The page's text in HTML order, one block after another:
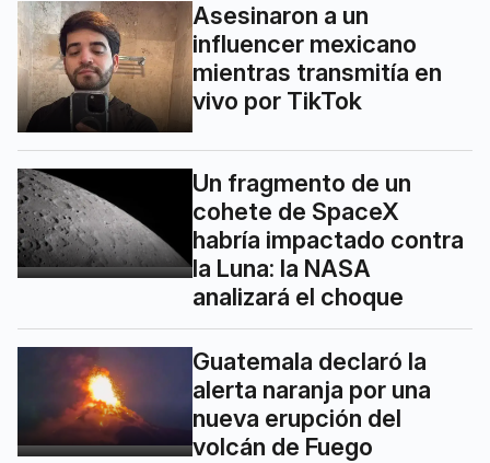
Asesinaron a un
influencer mexicano
mientras transmitía en
vivo por TikTok
Un fragmento de un
cohete de SpaceX
habría impactado contra
la Luna: la NASA
analizará el choque
Guatemala declaró la
alerta naranja por una
nueva erupción del
volcán de Fuego